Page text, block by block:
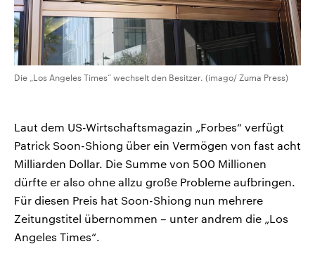
Die „Los Angeles Times“ wechselt den Besitzer. (imago/ Zuma Press)
Laut dem US-Wirtschaftsmagazin „Forbes“ verfügt
Patrick Soon-Shiong über ein Vermögen von fast acht
Milliarden Dollar. Die Summe von 500 Millionen
dürfte er also ohne allzu große Probleme aufbringen.
Für diesen Preis hat Soon-Shiong nun mehrere
Zeitungstitel übernommen – unter andrem die „Los
Angeles Times“.